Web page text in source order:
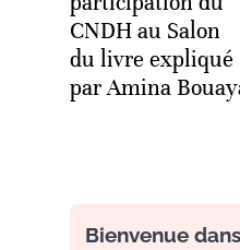
CNDH au Salon
du livre expliqué
par Amina
Bienvenue